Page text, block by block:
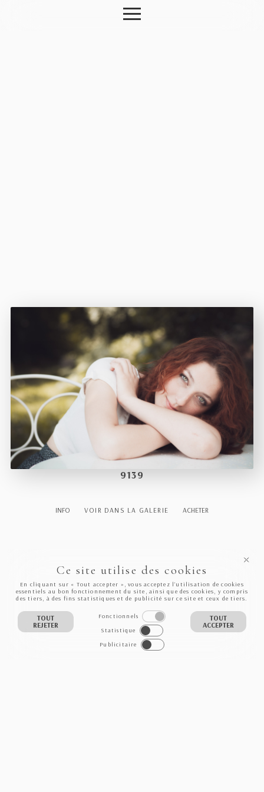
9139
INFO VOIR DANS LA GALERIE ACHETER
Ce site utilise des cookies
En cliquant sur « Tout accepter », vous acceptez l’utilisation de cookies
essentiels au bon fonctionnement du site, ainsi que des cookies, y compris
des tiers, à des fins statistiques et de publicité sur ce site et ceux de tiers.
TOUT
REJETER
Fonctionnels
Statistique
Publicitaire
TOUT
ACCEPTER